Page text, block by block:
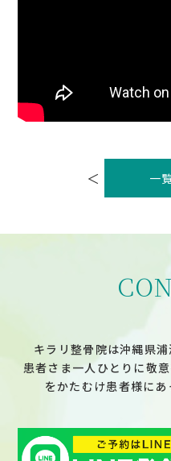
ー
＜ 一
キラリ整骨院は沖縄県
患者さま一人ひとりに敬
をかたむけ患者様に